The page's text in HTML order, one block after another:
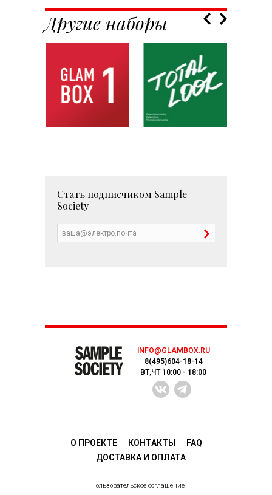
Другие наборы
Стать подписчиком Sample
Society
INFO@GLAMBOX.RU
8(495)604-18-14
ВТ,ЧТ 10:00 - 18:00
О ПРОЕКТЕ КОНТАКТЫ
FAQ
ДОСТАВКA И ОПЛАТА
Пользовательское соглашение